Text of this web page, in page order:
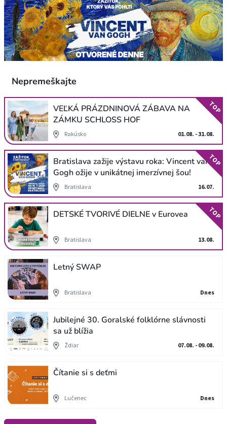
Nepremeškajte
VEĽKÁ PRÁZDNINOVÁ ZÁBAVA NA
ZÁMKU SCHLOSS HOF
Rakúsko 01.08. - 31.08.
TOP
Bratislava zažije výstavu roka: Vincent van
Gogh ožije v unikátnej imerzívnej šou!
Bratislava 16.07.
TOP
DETSKÉ TVORIVÉ DIELNE v Eurovea
Bratislava 13.08.
TOP
Letný SWAP
Bratislava Dnes
Jubilejné 30. Goralské folklórne slávnosti
sa už blížia
Ždiar 07.08. - 09.08.
Čítanie si s deťmi
Lučenec Dnes